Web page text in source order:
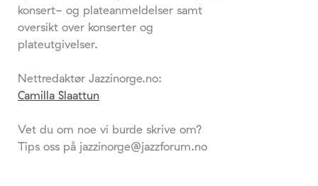
konsert- og plateanmeldelser samt
oversikt over konserter og
plateutgivelser.
Nettredaktør Jazzinorge.no:
Camilla Slaattun
Vet du om noe vi burde skrive om?
Tips oss på jazzinorge@jazzforum.no